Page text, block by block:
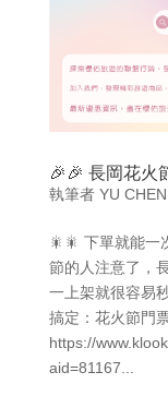
🎉🎉 長岡花火
執筆者 YU CHEN
🎇🎇 下單就能一
節的人注意了，
一上架就很容易
搞定：花火節門
https://
aid=81167...